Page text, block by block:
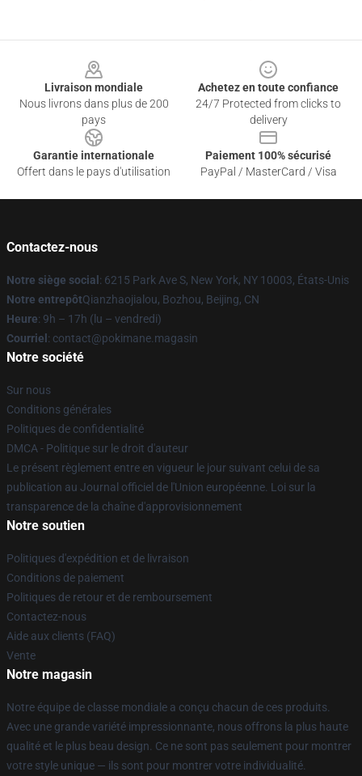
Livraison mondiale
Nous livrons dans plus de 200
pays
Achetez en toute confiance
24/7 Protected from clicks to
delivery
Garantie internationale
Offert dans le pays d'utilisation
Paiement 100% sécurisé
PayPal / MasterCard / Visa
Contactez-nous
Notre siège social : 6215 Park Ave S, New York, NY 10003, États-Unis
Notre entrepôtQianzhaojialou, Bozhou, Beijing, CN
Heure: 9h – 17h (lu – vendredi)
Courriel : contact@pokimane.magasin
Notre société
Sur nous
Conditions générales
Politiques de confidentialité
DMCA - Politique sur le droit d'auteur
Le présent règlement entre en vigueur le jour suivant celui de sa
publication au Journal officiel de l'Union européenne. Loi sur la
transparence de la chaîne d'approvisionnement
Notre soutien
Politiques d'expédition et de livraison
Conditions de paiement
Politiques de retour et de remboursement
Contactez-nous
Aide aux clients (FAQ)
Vente
Notre magasin
Notre équipe de classe mondiale a conçu chacun de ces produits.
Avec une grande variété impressionnante, nous offrons la plus haute
qualité et le plus beau design. Ce ne sont pas seulement pour montrer
votre style unique — ils sont pour montrer votre individualité.